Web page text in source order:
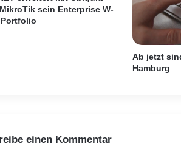
sein Enterprise W-
Ab jetzt
Hamburg
einen Kommentar